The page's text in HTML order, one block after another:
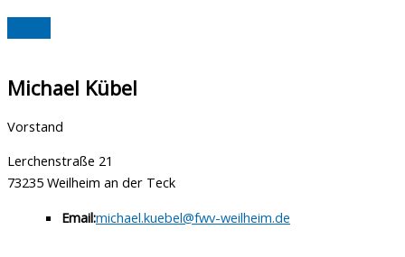
Michael Kübel
Vorstand
Lerchenstraße 21
73235 Weilheim an der Teck
Email:michael.kuebel@fwv-weilheim.de